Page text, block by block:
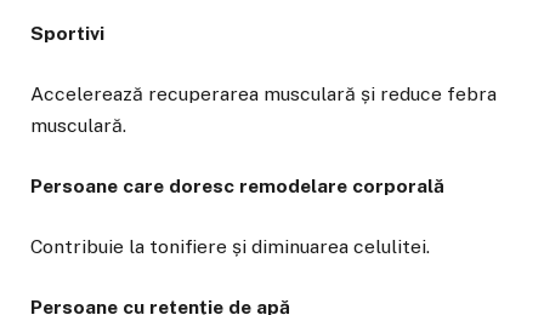
Sportivi
Accelerează recuperarea musculară și reduce febra
musculară.
Persoane care doresc remodelare corporală
Contribuie la tonifiere și diminuarea celulitei.
Persoane cu retenție de apă